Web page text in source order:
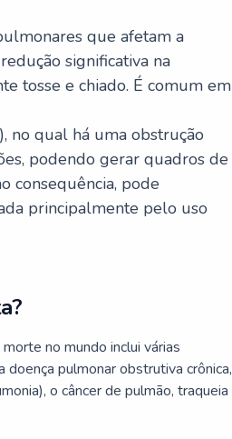
que afetam a
significativa na
tosse e chiado. É comum em
no qual há uma obstrução
podendo gerar quadros de
consequência, pode
principalmente pelo uso
no mundo inclui várias
pulmonar obstrutiva crônica,
o câncer de pulmão, traqueia